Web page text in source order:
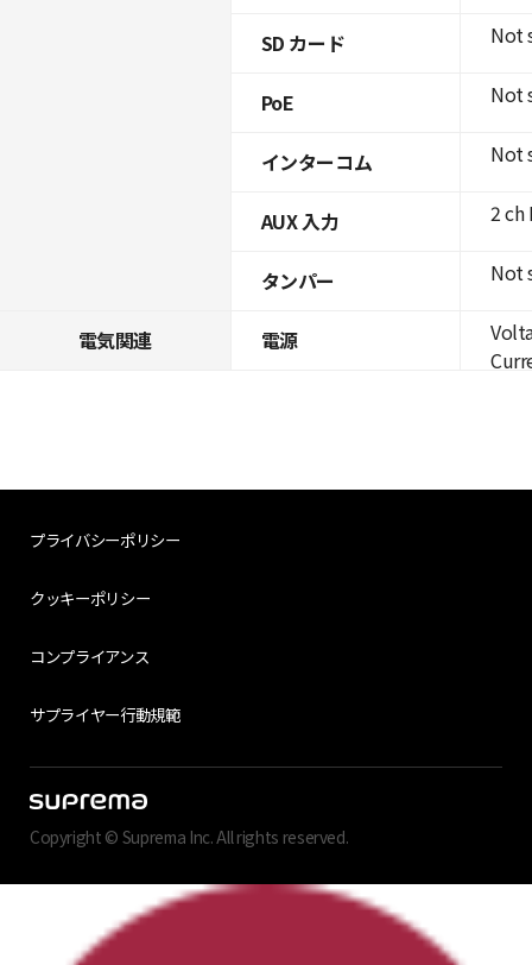
SD カード
PoE
インターコム
AUX 入力
タンパー
電気関連 電源
Not
Not
Not
2
Not
プライバシーポリシー
クッキーポリシー
コンプライアンス
サプライヤー行動規範
Copyright © Suprema Inc. All rights reserved.